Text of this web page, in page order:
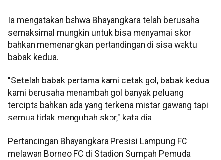
Ia mengatakan bahwa Bhayangkara telah berusaha
semaksimal mungkin untuk bisa menyamai skor
bahkan memenangkan pertandingan di sisa waktu
babak kedua.
"Setelah babak pertama kami cetak gol, babak kedua
kami berusaha menambah gol banyak peluang
tercipta bahkan ada yang terkena mistar gawang tapi
semua tidak mengubah skor," kata dia.
Pertandingan Bhayangkara Presisi Lampung FC
melawan Borneo FC di Stadion Sumpah Pemuda